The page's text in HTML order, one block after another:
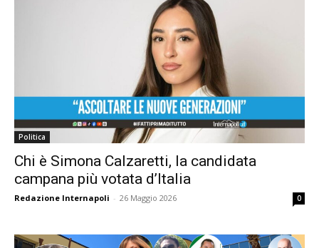
Politica
Chi è Simona Calzaretti, la candidata
campana più votata d’Italia
Redazione Internapoli - 26 Maggio 2026 0